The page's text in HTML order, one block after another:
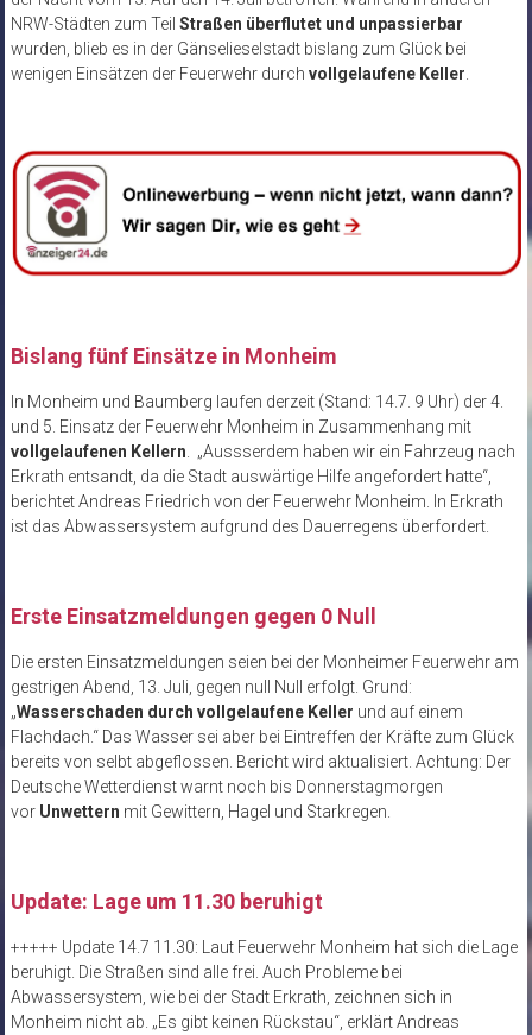
NRW-Städten zum Teil Straßen überflutet und unpassierbar
wurden, blieb es in der Gänselieselstadt bislang zum Glück bei
wenigen Einsätzen der Feuerwehr durch vollgelaufene Keller
Bislang fünf Einsätze in Monheim
In Monheim und Baumberg laufen derzeit (Stand: 14.7. 9 Uhr) der 4.
und 5. Einsatz der Feuerwehr Monheim in Zusammenhang mit
vollgelaufenen Kellern. „Aussserdem haben wir ein Fahrzeug nach
Erkrath entsandt, da die Stadt auswärtige Hilfe angefordert hatte“,
berichtet Andreas Friedrich von der Feuerwehr Monheim. In Erkrath
ist das Abwassersystem aufgrund des Dauerregens überfordert.
Erste Einsatzmeldungen gegen 0 Null
Die ersten Einsatzmeldungen seien bei der Monheimer Feuerwehr am
gestrigen Abend, 13. Juli, gegen null Null erfolgt. Grund:
„Wasserschaden durch vollgelaufene Keller und auf einem
Flachdach.“ Das Wasser sei aber bei Eintreffen der Kräfte zum Glück
bereits von selbt abgeflossen. Bericht wird aktualisiert. Achtung: Der
Deutsche Wetterdienst warnt noch bis Donnerstagmorgen
vor Unwettern mit Gewittern, Hagel und Starkregen.
Update: Lage um 11.30 beruhigt
+++++ Update 14.7 11.30: Laut Feuerwehr Monheim hat sich die Lage
beruhigt. Die Straßen sind alle frei. Auch Probleme bei
Abwassersystem, wie bei der Stadt Erkrath, zeichnen sich in
Monheim nicht ab. „Es gibt keinen Rückstau“, erklärt Andreas